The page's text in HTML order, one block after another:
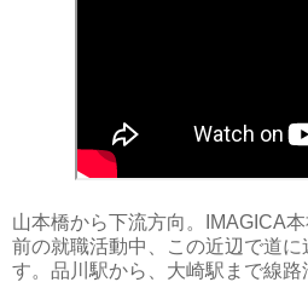
山本橋から下流方向。IMAGICA
前の就職活動中、この近辺で道
す。品川駅から、大崎駅まで線